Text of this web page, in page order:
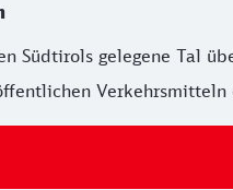
Südtirols gelegene Tal